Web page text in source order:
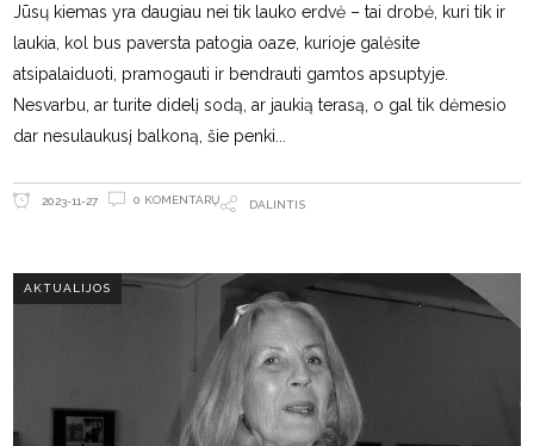
Jūsų kiemas yra daugiau nei tik lauko erdvė – tai drobė, kuri tik ir
laukia, kol bus paversta patogia oaze, kurioje galėsite
atsipalaiduoti, pramogauti ir bendrauti gamtos apsuptyje.
Nesvarbu, ar turite didelį sodą, ar jaukią terasą, o gal tik dėmesio
dar nesulaukusį balkoną, šie penki
2023-11-27 0 KOMENTARŲ DALINTIS
AKTUALIJOS